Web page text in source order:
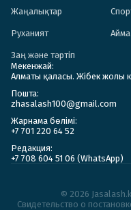
Жаңалықтар
Руханият
Заң және тәртіп
Мекенжай:
Алматы қаласы. Жібек жолы
Пошта:
zhasalash100@gmail.com
Жарнама бөлімі:
+7 701 220 64 52
Редакция:
+7 708 604 51 06 (WhatsApp)
© 2026
Cвидетельство о